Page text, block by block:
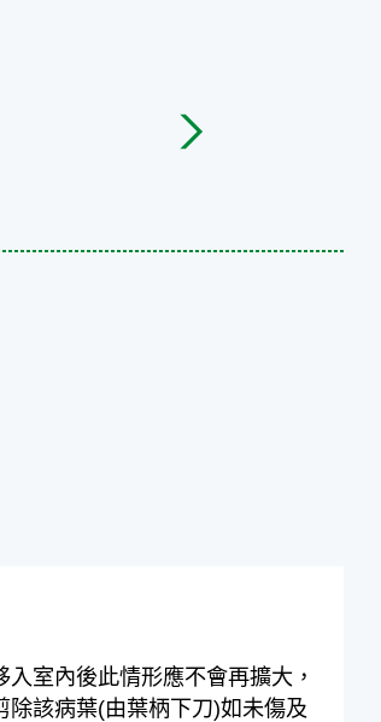
室內後此情形應不會再擴大，
該病葉(由葉柄下刀)如未傷及